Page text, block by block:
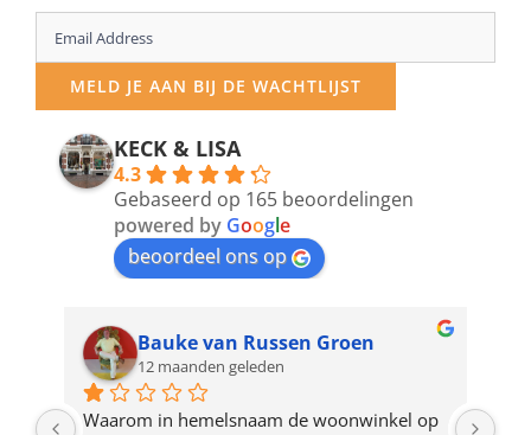
Enter
your
email
address
product
MELD JE AAN BIJ DE WACHTLIJST
KECK & LISA
4.3
Gebaseerd op 165 beoordelingen
powered by Google
beoordeel ons op
Bauke van Russen Groen
12 maanden geleden
Waarom in hemelsnaam de woonwinkel op